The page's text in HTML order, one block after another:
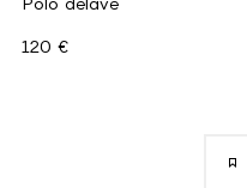
120 €